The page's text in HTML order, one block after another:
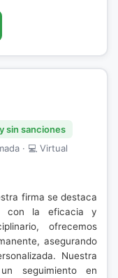
sin sanciones
· 💻 Virtual
firma se destaca
con la eficacia y
ofrecemos
asegurando
Nuestra
seguimiento en